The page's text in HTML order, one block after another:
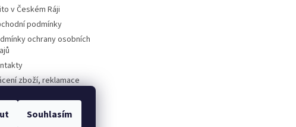
Souhlasím
v Českém Ráji
podmínky
ochrany osobních
zboží, reklamace